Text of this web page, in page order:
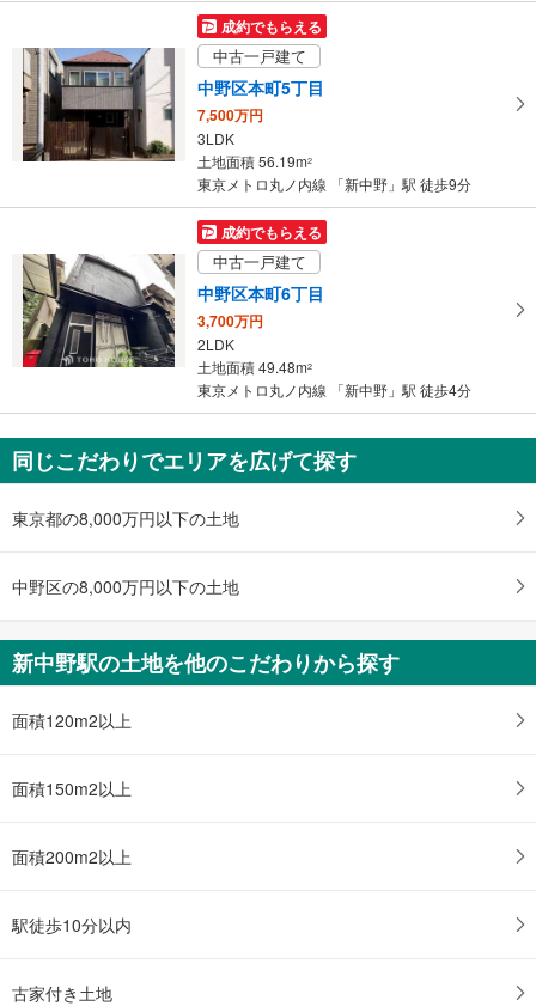
イ
ペ
ー
ジ
に
存
る
成約でもらえる
中古一戸建て
中野区本町5丁目
7,500万円
3LDK
土地面積 56.19m2
東京メトロ丸ノ内線 「新中野」駅 徒歩9分
成約でもらえる
中古一戸建て
中野区本町6丁目
3,700万円
2LDK
土地面積 49.48m2
東京メトロ丸ノ内線 「新中野」駅 徒歩4分
同じこだわりでエリアを広げて探す
東京都の8,000万円以下の土地
中野区の8,000万円以下の土地
新中野駅の土地を他のこだわりから探す
面積120m2以上
面積150m2以上
面積200m2以上
駅徒歩10分以内
古家付き土地